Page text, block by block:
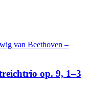
op. 9, 1–3